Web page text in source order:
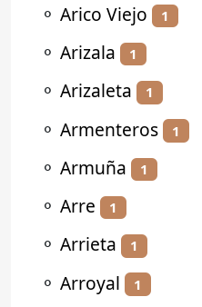
⚬ Arico Viejo 1
⚬ Arizala 1
⚬ Arizaleta 1
⚬ Armenteros 1
⚬ Armuña 1
⚬ Arre 1
⚬ Arrieta 1
⚬ Arroyal 1